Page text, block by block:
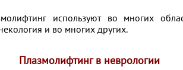
используют во многих
и во многих других.
Плазмолифтинг в неврологии